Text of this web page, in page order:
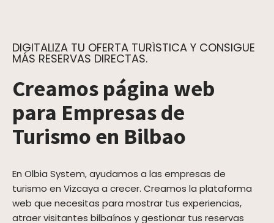
DIGITALIZA TU OFERTA TURÍSTICA Y CONSIGUE
MÁS RESERVAS DIRECTAS.
Creamos página web
para Empresas de
Turismo en Bilbao
En Olbia System, ayudamos a las empresas de
turismo en Vizcaya a crecer. Creamos la plataforma
web que necesitas para mostrar tus experiencias,
atraer visitantes bilbaínos y gestionar tus reservas